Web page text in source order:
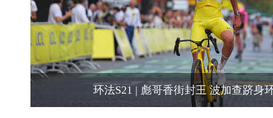
环法S21 | 彪哥香街封王 波加查跻身